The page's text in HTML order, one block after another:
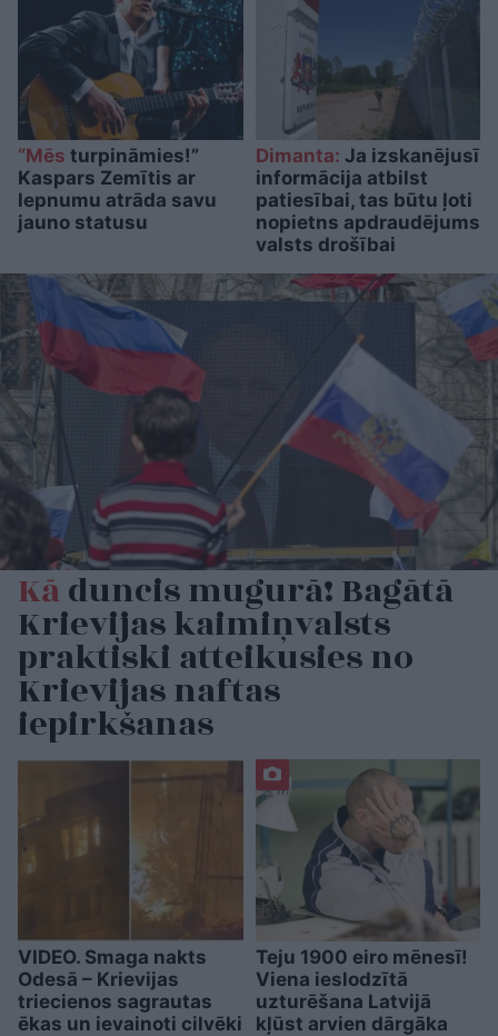
“Mēs turpināmies!”
Kaspars Zemītis ar
lepnumu atrāda savu
jauno statusu
Dimanta: Ja izskanējusī
informācija atbilst
patiesībai, tas būtu ļoti
nopietns apdraudējums
valsts drošībai
Kāduncis mugurā! Bagātā
Krievijas kaimiņvalsts
praktiski atteikusies no
Krievijas naftas
iepirkšanas
VIDEO. Smaga nakts
Odesā – Krievijas
triecienos sagrautas
ēkas un ievainoti cilvēki
Teju 1900 eiro mēnesī!
Viena ieslodzītā
uzturēšana Latvijā
kļūst arvien dārgāka